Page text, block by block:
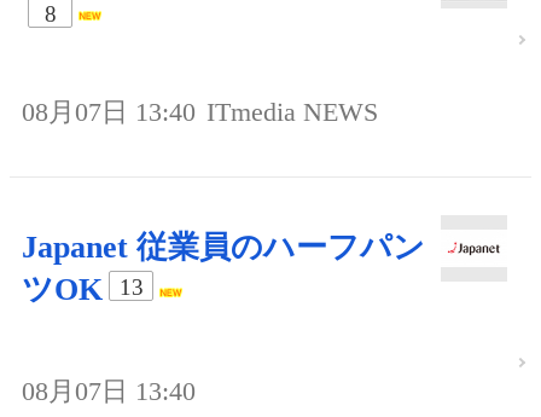
8
08月07日 13:40 ITmedia NEWS
Japanet 従業員のハーフパン
ツOK
13
08月07日 13:40